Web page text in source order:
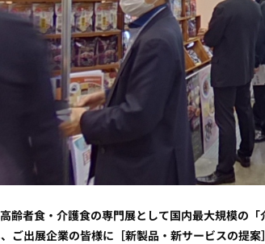
齢者食・介護食の専門展として国内最大規模の
ご出展企業の皆様に［新製品・新サービスの提